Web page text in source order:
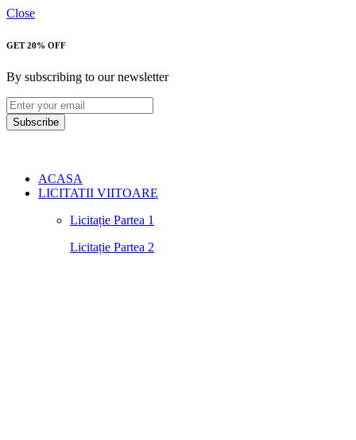
Close
GET 20% OFF
By subscribing to our newsletter
Subscribe
ACASA
LICITATII VIITOARE
Licitație Partea 1
Licitație Partea 2